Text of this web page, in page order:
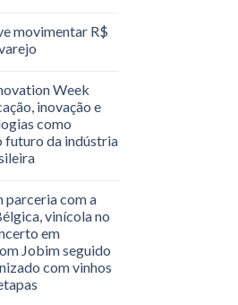
movimentar R$
Week
inovação e
como
futuro da indústria
parceria com a
vinícola no
em
Jobim seguido
com vinhos